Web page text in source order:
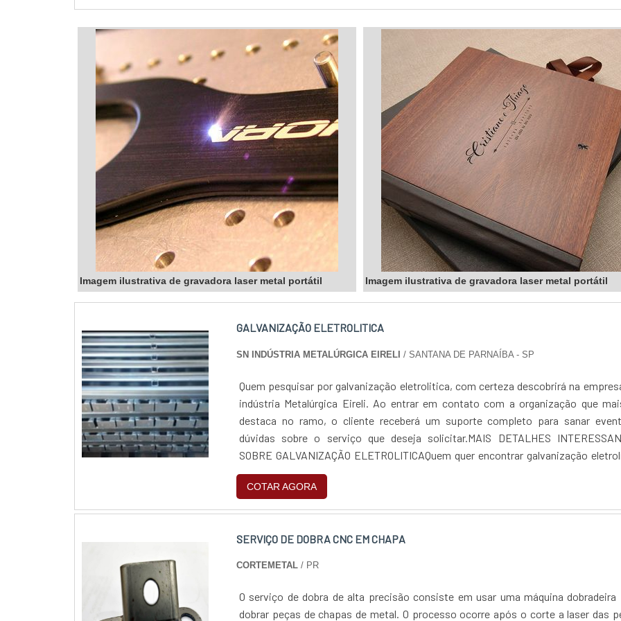
Imagem ilustrativa de gravadora laser metal portátil Imagem ilustrativa de gravadora laser metal portátil
GALVANIZAÇÃO ELETROLITICA
SN INDÚSTRIA METALÚRGICA EIRELI / SANTANA DE PARNAÍBA - SP
Quem pesquisar por galvanização eletrolitica, com certeza descobrirá na
indústria Metalúrgica Eireli. Ao entrar em contato com a organização que
destaca no ramo, o cliente receberá um suporte completo para sanar
dúvidas sobre o serviço que deseja solicitar.MAIS DETALHES
SOBRE GALVANIZAÇÃO ELETROLITICAQuem quer encontrar galvanização
em uma empresa inovadora, encontra na internet a SN indústria Metalúrgica Eireli.
grande expressão de mercado quando o assunto é corte e dobra de chapas de aço
e zincagem eletrolitica, a companhia oferece o que há de melhor no mercado para
apenas lucratividade, deve oferecer produtos e serviços que tenham ótima
precisão, pontos importantes que ficam de fora no planejamento de empresas
o serviço deve sempre ser prestado por companhias especializadas no
Esse tipo de cuidado ajuda a garantir a qualidade e assertividade do serviço,
COTAR AGORA
SERVIÇO DE DOBRA CNC EM CHAPA
CORTEMETAL/ PR
O serviço de dobra de alta precisão consiste em usar uma máquina dobradeira
dobrar peças de chapas de metal. O processo ocorre após o corte a laser das peças